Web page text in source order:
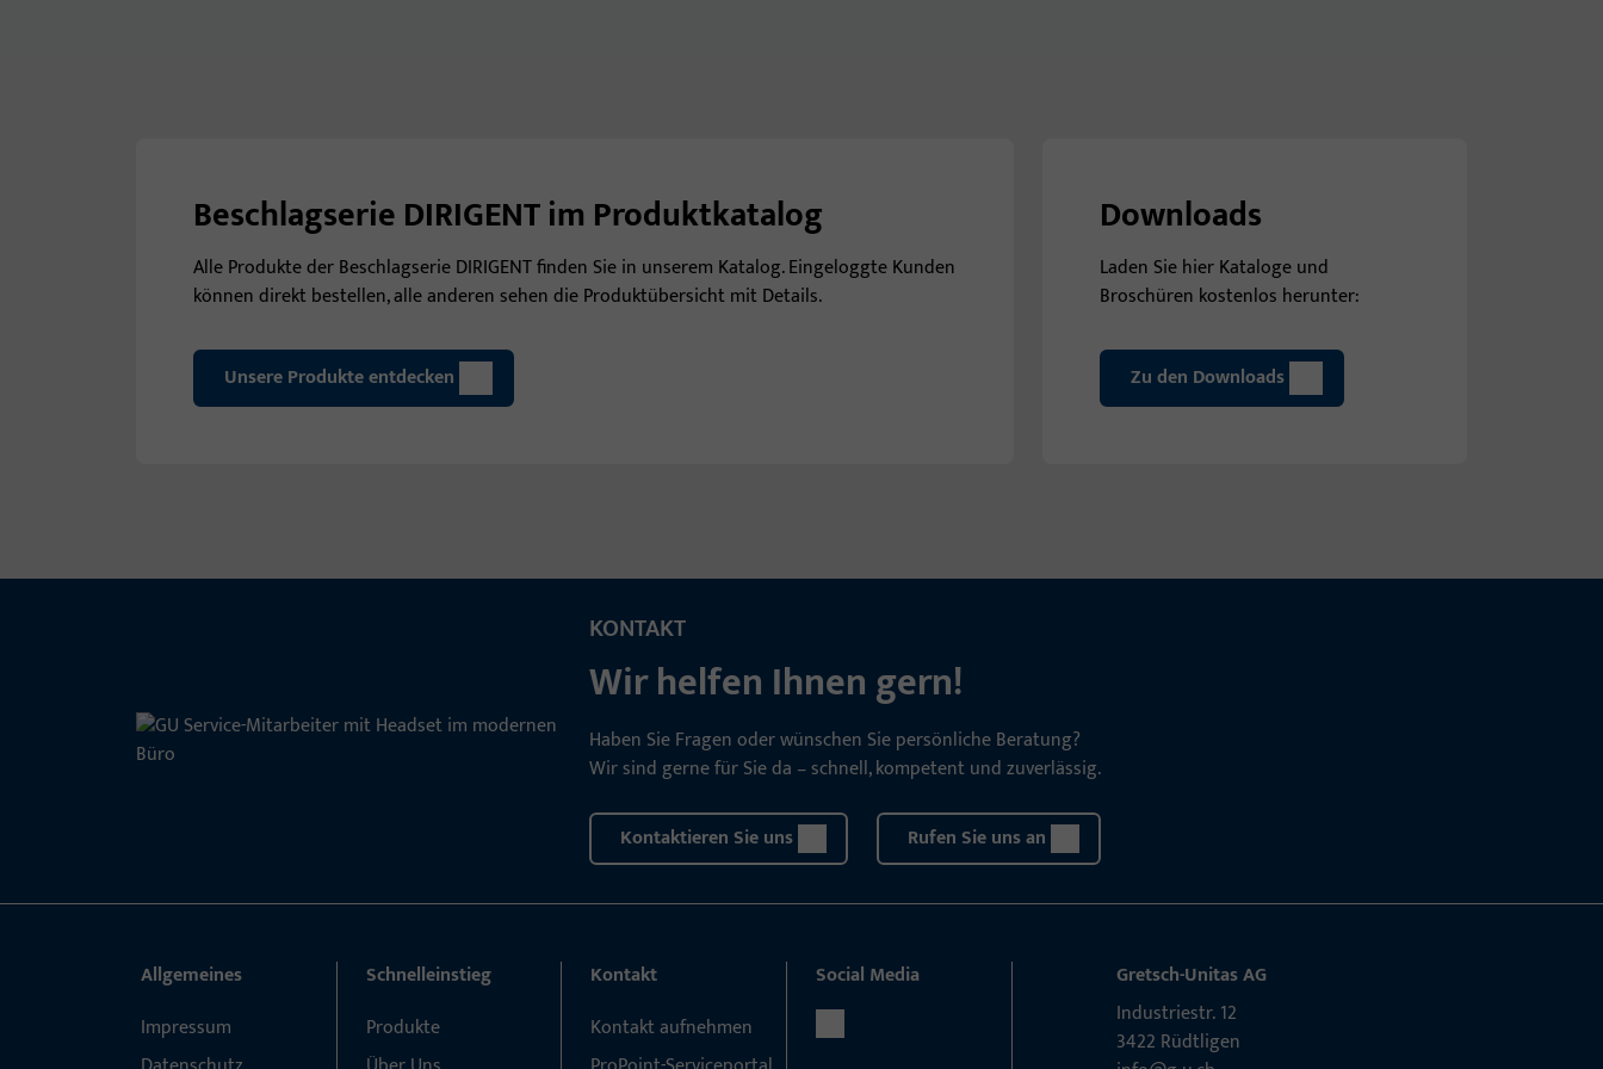
Beschlagserie DIRIGENT im Produktkatalog
Alle Produkte der Beschlagserie DIRIGENT finden Sie in unserem Katalog. Eingeloggte Kunden
können direkt bestellen, alle anderen sehen die Produktübersicht mit Details.
Unsere Produkte entdecken
Downloads
Laden Sie hier Kataloge und
Broschüren kostenlos herunter:
Zu den Downloads
KONTAKT
Wir helfen Ihnen gern!
Haben Sie Fragen oder wünschen Sie persönliche Beratung?
Wir sind gerne für Sie da – schnell, kompetent und zuverlässig.
Kontaktieren Sie uns Rufen Sie uns an
Allgemeines
Impressum
Schnelleinstieg
Produkte
Kontakt
Kontakt aufnehmen
Social Media
Gretsch-Unitas AG
Indu­s­triestr. 12
3422 Rüdt­ligen